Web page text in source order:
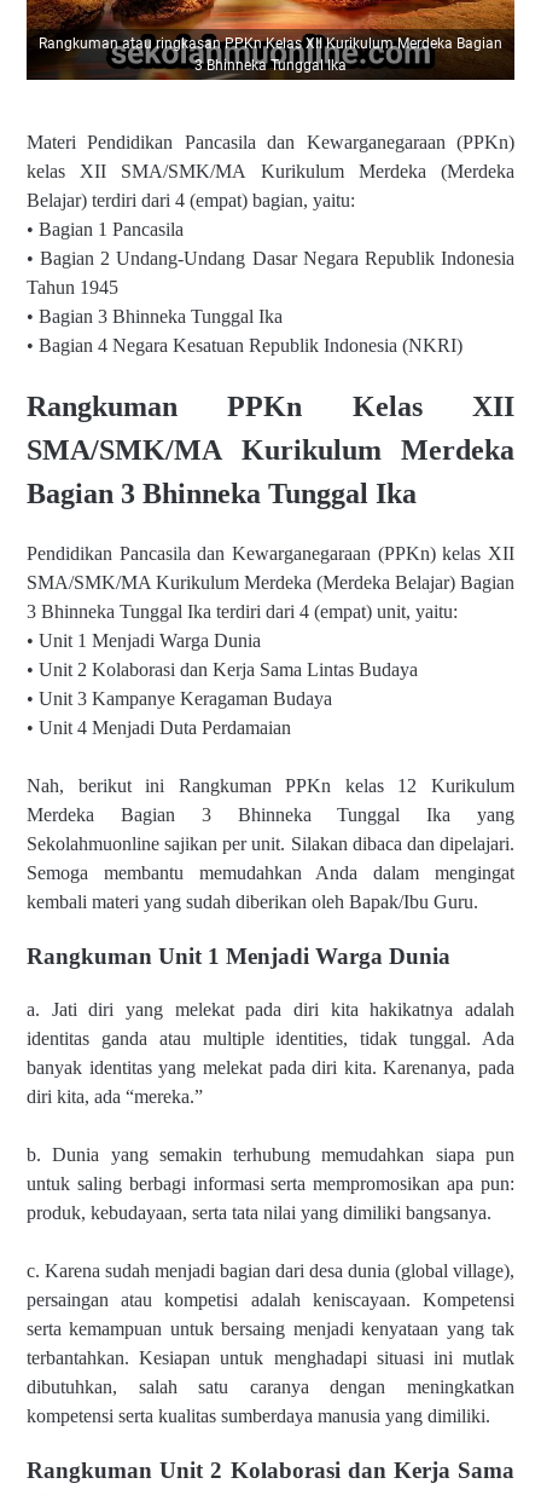
Rangkuman atau ringkasan PPKn Kelas XII Kurikulum Merdeka Bagian
3 Bhinneka Tunggal Ika
Materi Pendidikan Pancasila dan Kewarganegaraan (PPKn)
kelas XII SMA/SMK/MA Kurikulum Merdeka (Merdeka
Belajar) terdiri dari 4 (empat) bagian, yaitu:
• Bagian 1 Pancasila
• Bagian 2 Undang-Undang Dasar Negara Republik Indonesia
Tahun 1945
• Bagian 3 Bhinneka Tunggal Ika
• Bagian 4 Negara Kesatuan Republik Indonesia (NKRI)
Rangkuman PPKn Kelas XII
SMA/SMK/MA Kurikulum Merdeka
Bagian 3 Bhinneka Tunggal Ika
Pendidikan Pancasila dan Kewarganegaraan (PPKn) kelas XII
SMA/SMK/MA Kurikulum Merdeka (Merdeka Belajar) Bagian
3 Bhinneka Tunggal Ika terdiri dari 4 (empat) unit, yaitu:
• Unit 1 Menjadi Warga Dunia
• Unit 2 Kolaborasi dan Kerja Sama Lintas Budaya
• Unit 3 Kampanye Keragaman Budaya
• Unit 4 Menjadi Duta Perdamaian
Nah, berikut ini Rangkuman PPKn kelas 12 Kurikulum
Merdeka Bagian 3 Bhinneka Tunggal Ika yang
Sekolahmuonline sajikan per unit. Silakan dibaca dan dipelajari.
Semoga membantu memudahkan Anda dalam mengingat
kembali materi yang sudah diberikan oleh Bapak/Ibu Guru.
Rangkuman Unit 1 Menjadi Warga Dunia
a. Jati diri yang melekat pada diri kita hakikatnya adalah
identitas ganda atau multiple identities, tidak tunggal. Ada
banyak identitas yang melekat pada diri kita. Karenanya, pada
diri kita, ada “mereka.”
b. Dunia yang semakin terhubung memudahkan siapa pun
untuk saling berbagi informasi serta mempromosikan apa pun:
produk, kebudayaan, serta tata nilai yang dimiliki bangsanya.
c. Karena sudah menjadi bagian dari desa dunia (global village),
persaingan atau kompetisi adalah keniscayaan. Kompetensi
serta kemampuan untuk bersaing menjadi kenyataan yang tak
terbantahkan. Kesiapan untuk menghadapi situasi ini mutlak
dibutuhkan, salah satu caranya dengan meningkatkan
kompetensi serta kualitas sumberdaya manusia yang dimiliki.
Rangkuman Unit 2 Kolaborasi dan Kerja Sama